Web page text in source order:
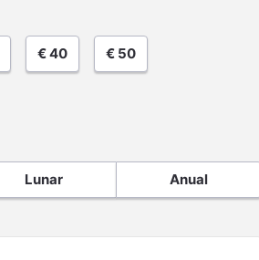
€ 40 € 50
Lunar Anual